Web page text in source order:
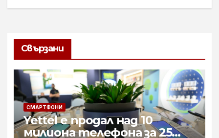
Свързани
СМАРТФОНИ
Yettel е продал над 10
милиона телефона за 25